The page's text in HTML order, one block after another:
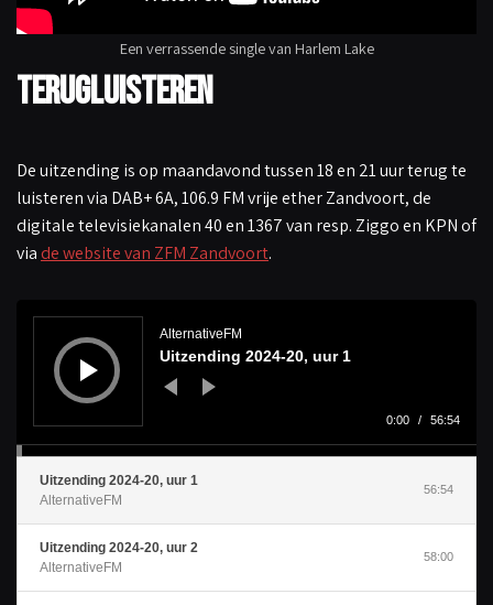
Een verrassende single van Harlem Lake
Terugluisteren
De uitzending is op maandavond tussen 18 en 21 uur terug te
luisteren via DAB+ 6A, 106.9 FM vrije ether Zandvoort, de
digitale televisiekanalen 40 en 1367 van resp. Ziggo en KPN of
viade website van ZFM Zandvoort.
AlternativeFM
Uitzending 2024-20, uur 1
0:00 / 56:54
Uitzending 2024-20, uur 1
AlternativeFM
56:54
Uitzending 2024-20, uur 2
AlternativeFM
58:00